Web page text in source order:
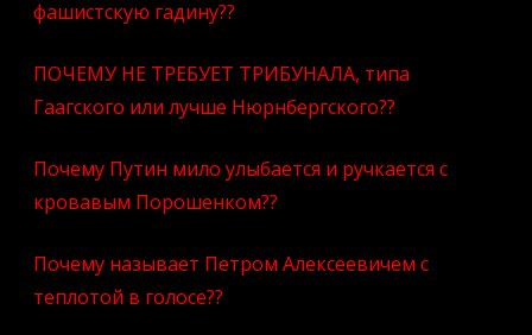
фашистскую гадину??
ПОЧЕМУ НЕ ТРЕБУЕТ ТРИБУНАЛА, типа
Гаагского или лучше Нюрнбергского??
Почему Путин мило улыбается и ручкается с
кровавым Порошенком??
Почему называет Петром Алексеевичем с
теплотой в голосе??